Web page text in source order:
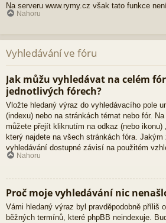
Na serveru www.rymy.cz však tato funkce
Nahoru
Vyhledávání ve fóru
Jak můžu vyhledávat na celém
jednotlivých fórech?
Vložte hledaný výraz do vyhledávacího pole
(indexu) nebo na stránkách témat nebo fór.
můžete přejít kliknutím na odkaz (nebo ikonu)
který najdete na všech stránkách fóra. Jakým
vyhledávání dostupné závisí na použitém
Nahoru
Proč moje vyhledávání nic
Vámi hledaný výraz byl pravděpodobně příliš
běžných termínů, které phpBB neindexuje.